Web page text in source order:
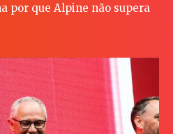
por que Alpine não supera